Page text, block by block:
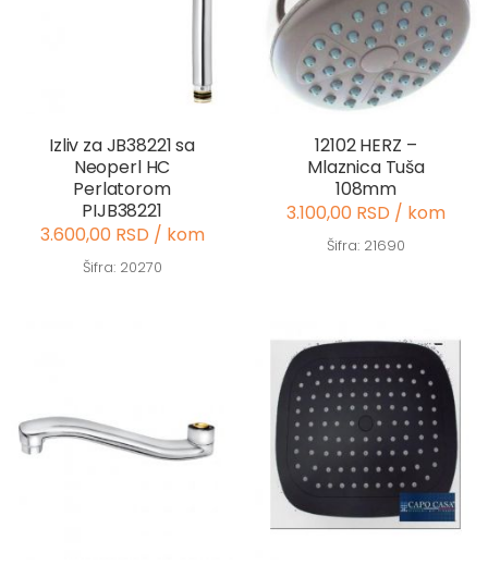
Izliv za JB38221 sa
Neoperl HC
Perlatorom
PIJB38221
3.600,00 RSD / kom
Šifra: 20270
12102 HERZ –
Mlaznica Tuša
108mm
3.100,00 RSD / kom
Šifra: 21690